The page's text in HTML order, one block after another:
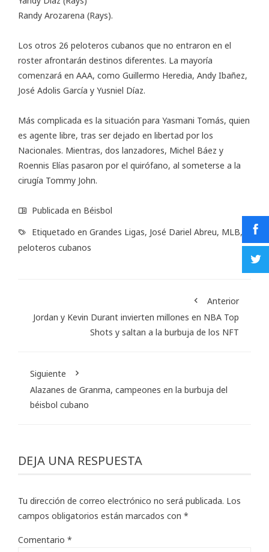
Randy Arozarena (Rays).
Los otros 26 peloteros cubanos que no entraron en el
roster afrontarán destinos diferentes. La mayoría
comenzará en AAA, como Guillermo Heredia, Andy Ibañez,
José Adolis García y Yusniel Díaz.
Más complicada es la situación para Yasmani Tomás, quien
es agente libre, tras ser dejado en libertad por los
Nacionales. Mientras, dos lanzadores, Michel Báez y
Roennis Elías pasaron por el quirófano, al someterse a la
cirugía Tommy John.
Publicada en Béisbol
Etiquetado en Grandes Ligas, José Dariel Abreu, MLB,
peloteros cubanos
Anterior
Jordan y Kevin Durant invierten millones en NBA Top
Shots y saltan a la burbuja de los NFT
Siguiente
Alazanes de Granma, campeones en la burbuja del
béisbol cubano
DEJA UNA RESPUESTA
Tu dirección de correo electrónico no será publicada. Los
campos obligatorios están marcados con *
Comentario *